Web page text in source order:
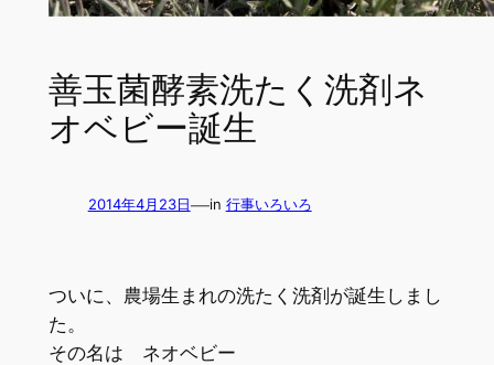
善玉菌酵素洗たく洗剤ネ
オベビー誕生
2014年4月23日 —in 行事いろいろ
ついに、農場生まれの洗たく洗剤が誕生しまし
た。
その名は ネオベビー